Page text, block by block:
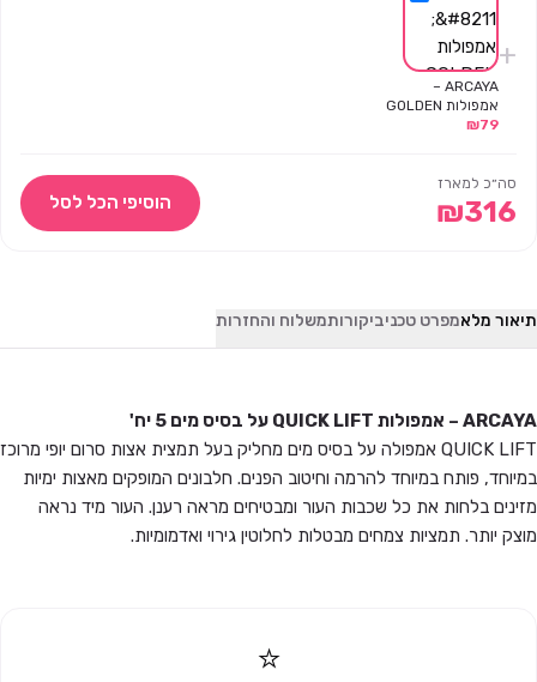
+
ARCAYA –
אמפולות GOLDEN
₪79
סה״כ למארז
₪316 הוסיפי הכל לסל
תיאור מלאמפרט טכניביקורותמשלוח והחזרות
ARCAYA – אמפולות QUICK LIFT על בסיס מים 5 יח'
QUICK LIFT אמפולה על בסיס מים מחליק בעל תמצית אצות סרום יופי מרוכז
במיוחד, פותח במיוחד להרמה וחיטוב הפנים. חלבונים המופקים מאצות ימיות
מזינים בלחות את כל שכבות העור ומבטיחים מראה רענן. העור מיד נראה
מוצק יותר. תמציות צמחים מבטלות לחלוטין גירוי ואדמומיות.
⭐